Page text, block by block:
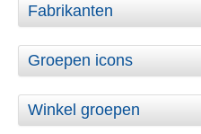
Fabrikanten
Groepen icons
Winkel groepen